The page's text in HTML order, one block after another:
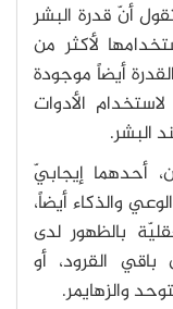
أنّ قدرة البشر
لأكثر من
أيضاً موجودة
الأدوات
البشر.
أحدهما إيجابيّ
والذكاء أيضاً،
بالظهور لدى
القرود، أو
والزهايمر.